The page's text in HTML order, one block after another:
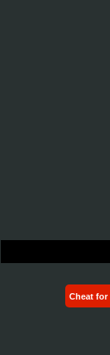
Cheat for